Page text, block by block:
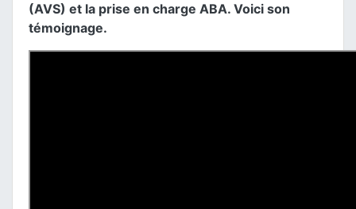
(AVS) et la prise en charge ABA. Voici son
témoignage.